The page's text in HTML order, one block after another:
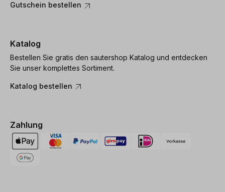
Gutschein bestellen
Katalog
Bestellen Sie gratis den sautershop Katalog und entdecken
Sie unser komplettes Sortiment.
Katalog bestellen
Zahlung